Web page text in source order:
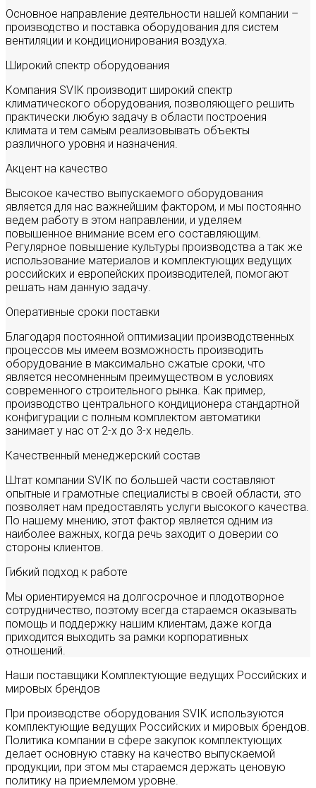
Основное направление деятельности нашей компании –
производство и поставка оборудования для систем
вентиляции и кондиционирования воздуха.
Широкий спектр оборудования
Компания SVIK производит широкий спектр
климатического оборудования, позволяющего решить
практически любую задачу в области построения
климата и тем самым реализовывать объекты
различного уровня и назначения.
Акцент на качество
Высокое качество выпускаемого оборудования
является для нас важнейшим фактором, и мы постоянно
ведем работу в этом направлении, и уделяем
повышенное внимание всем его составляющим.
Регулярное повышение культуры производства а так же
использование материалов и комплектующих ведущих
российских и европейских производителей, помогают
решать нам данную задачу.
Оперативные сроки поставки
Благодаря постоянной оптимизации производственных
процессов мы имеем возможность производить
оборудование в максимально сжатые сроки, что
является несомненным преимуществом в условиях
современного строительного рынка. Как пример,
производство центрального кондиционера стандартной
конфигурации с полным комплектом автоматики
занимает у нас от 2-х до 3-х недель.
Качественный менеджерский состав
Штат компании SVIK по большей части составляют
опытные и грамотные специалисты в своей области, это
позволяет нам предоставлять услуги высокого качества.
По нашему мнению, этот фактор является одним из
наиболее важных, когда речь заходит о доверии со
стороны клиентов.
Гибкий подход к работе
Мы ориентируемся на долгосрочное и плодотворное
сотрудничество, поэтому всегда стараемся оказывать
помощь и поддержку нашим клиентам, даже когда
приходится выходить за рамки корпоративных
отношений.
Наши поставщики Комплектующие ведущих Российских и
мировых брендов
При производстве оборудования SVIK используются
комплектующие ведущих Российских и мировых брендов.
Политика компании в сфере закупок комплектующих
делает основную ставку на качество выпускаемой
продукции, при этом мы стараемся держать ценовую
политику на приемлемом уровне.